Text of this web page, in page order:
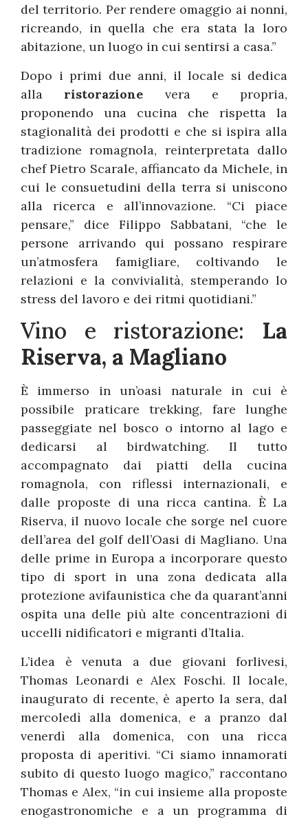
del territorio. Per rendere omaggio ai nonni,
ricreando, in quella che era stata la loro
abitazione, un luogo in cui sentirsi a casa.”
Dopo i primi due anni, il locale si dedica
alla ristorazione vera e propria,
proponendo una cucina che rispetta la
stagionalità dei prodotti e che si ispira alla
tradizione romagnola, reinterpretata dallo
chef Pietro Scarale, affiancato da Michele, in
cui le consuetudini della terra si uniscono
alla ricerca e all’innovazione. “Ci piace
pensare,” dice Filippo Sabbatani, “che le
persone arrivando qui possano respirare
un’atmosfera famigliare, coltivando le
relazioni e la convivialità, stemperando lo
stress del lavoro e dei ritmi quotidiani.”
Vino e ristorazione: La
Riserva, a Magliano
È immerso in un’oasi naturale in cui è
possibile praticare trekking, fare lunghe
passeggiate nel bosco o intorno al lago e
dedicarsi al birdwatching. Il tutto
accompagnato dai piatti della cucina
romagnola, con riflessi internazionali, e
dalle proposte di una ricca cantina. È La
Riserva, il nuovo locale che sorge nel cuore
dell’area del golf dell’Oasi di Magliano. Una
delle prime in Europa a incorporare questo
tipo di sport in una zona dedicata alla
protezione avifaunistica che da quarant’anni
ospita una delle più alte concentrazioni di
uccelli nidificatori e migranti d’Italia.
L’idea è venuta a due giovani forlivesi,
Thomas Leonardi e Alex Foschi. Il locale,
inaugurato di recente, è aperto la sera, dal
mercoledì alla domenica, e a pranzo dal
venerdì alla domenica, con una ricca
proposta di aperitivi. “Ci siamo innamorati
subito di questo luogo magico,” raccontano
Thomas e Alex, “in cui insieme alla proposte
enogastronomiche e a un programma di